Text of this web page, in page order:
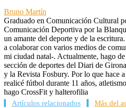
Bruno Martín
Graduado en Comunicación Cultural
Comunicación Deportiva por la
un amante del deporte y de la
a colaborar con varios medios de
mi ciudad natal-. Actualmente, hago
sección de deportes del Diari de
y la Revista Fosbury. Por lo que hace
realicé fútbol durante 11 años,
hago CrossFit y halterofilia
Artículos relacionados Más del